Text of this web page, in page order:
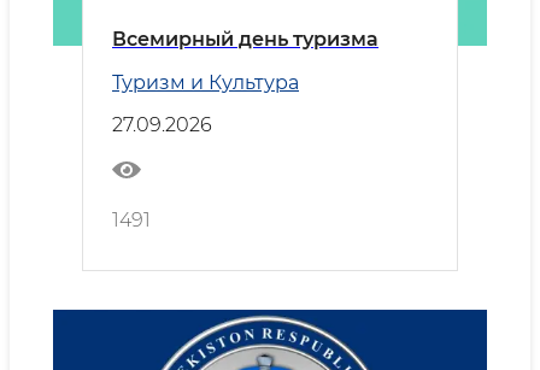
Всемирный день туризма
Туризм и Культура
27.09.2026
1491